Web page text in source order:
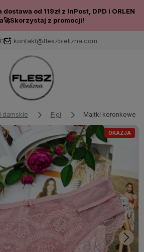
od 119zł z InPost, DPD i ORLEN
z promocji!
kontakt@fleszbielizna.com
Zaloguj się
siebie z naszej aktualnej oferty lub
dodane produkty do listy
z poprzedniej sesji.
damskie Figi Majtki koronkowe z
OKAZJA